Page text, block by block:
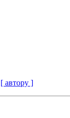
[ автору ]